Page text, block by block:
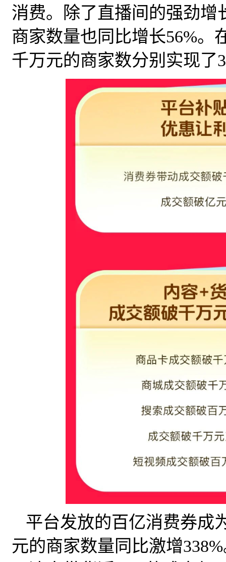
消费。除了直播间的强劲
商家数量也同比增长56%。
千万元的商家数分别实现了
平台发放的百亿消费券成
元的商家数量同比激增